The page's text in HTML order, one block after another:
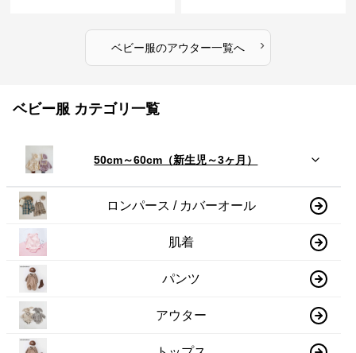
ベビー服のアウター一覧へ ›
ベビー服 カテゴリ一覧
50cm～60cm（新生児～3ヶ月）
ロンパース / カバーオール
肌着
パンツ
アウター